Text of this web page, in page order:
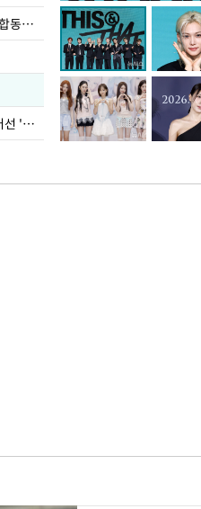
더불어민주당 당대표·최고위원 후보 합동연설회
주택용지 검토 알려지자... 신속히 늘어선 '근조화환'